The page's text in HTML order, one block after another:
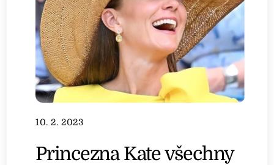
10. 2. 2023
Princezna Kate všechny